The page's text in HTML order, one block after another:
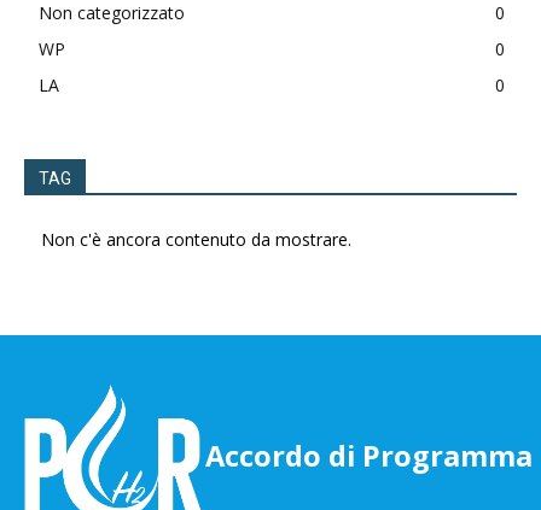
Non categorizzato
0
WP
0
LA
0
TAG
Non c'è ancora contenuto da mostrare.
Accordo di Programma